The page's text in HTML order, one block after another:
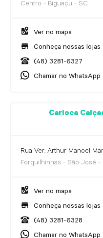
Centro - Biguaçu - SC
Ver no mapa
Conheça nossas lojas
(48) 3281-6327
Chamar no WhatsApp
Carioca
Rua Ver. Arthur Manoel
Forquilhinhas - São José -
Ver no mapa
Conheça nossas lojas
(48) 3281-6328
Chamar no WhatsApp